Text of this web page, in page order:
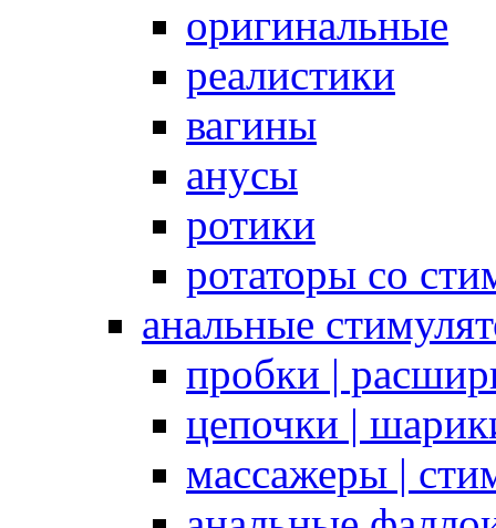
оригинальные
реалистики
вагины
анусы
ротики
ротаторы со
анальные
пробки |
цепочки |
массажеры |